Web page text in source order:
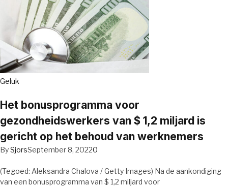
Geluk
Het bonusprogramma voor
gezondheidswerkers van $ 1,2 miljard is
gericht op het behoud van werknemers
BySjorsSeptember 8, 20220
(Tegoed: Aleksandra Chalova / Getty Images) Na de aankondiging
van een bonusprogramma van $ 1,2 miljard voor